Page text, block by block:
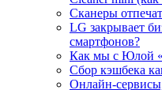
Сканеры
LG закрывает
смартфонов?
Как мы с Юлой
Сбор кэшбека
Онлайн-